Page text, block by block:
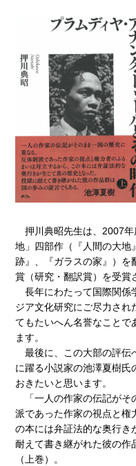
押川典昭先生は、2007年
地」四部作（『人間の大地
跡』、『ガラスの家』）
賞（研究・翻訳賞）を受賞
長年にわたって国際関係
ジア文化研究にご尽力され
てもたいへん名誉なことで
ます。
最後に、この大部の評伝
に躍る小説家の池澤夏樹氏
おきたいと思います。
「一人の作家の伝記がそ
派であった作家の視点と権
の本には弁証法的な奥行き
耐えて書き継がれた彼の作
（上巻）。